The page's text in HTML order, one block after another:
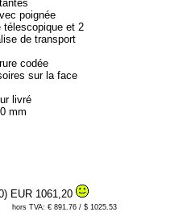
poignée
télescopique et 2
de transport
codée
sur la face
livré
mm
EUR 1061,20
hors TVA: € 891.76 / $ 1025.53